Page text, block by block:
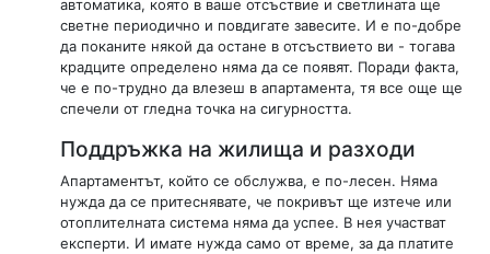
автоматика, която в ваше отсъствие и светлината ще
светне периодично и повдигате завесите. И е по-добре
да поканите някой да остане в отсъствието ви - тогава
крадците определено няма да се появят. Поради факта,
че е по-трудно да влезеш в апартамента, тя все още ще
спечели от гледна точка на сигурността.
Поддръжка на жилища и разходи
Апартаментът, който се обслужва, е по-лесен. Няма
нужда да се притеснявате, че покривът ще изтече или
отоплителната система няма да успее. В нея участват
експерти. И имате нужда само от време, за да платите